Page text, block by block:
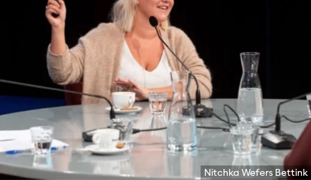
Nitchka Wefers Bettink